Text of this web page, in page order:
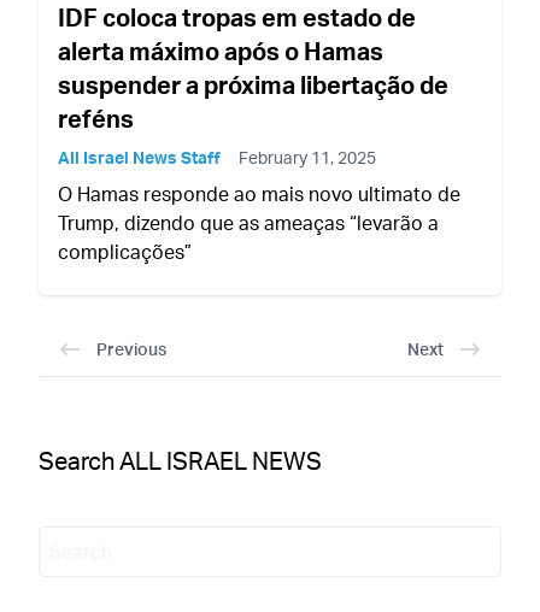
IDF coloca tropas em estado de
alerta máximo após o Hamas
suspender a próxima libertação de
reféns
All Israel News Staff February 11, 2025
O Hamas responde ao mais novo ultimato de
Trump, dizendo que as ameaças “levarão a
complicações”
Previous Next
Search ALL ISRAEL NEWS